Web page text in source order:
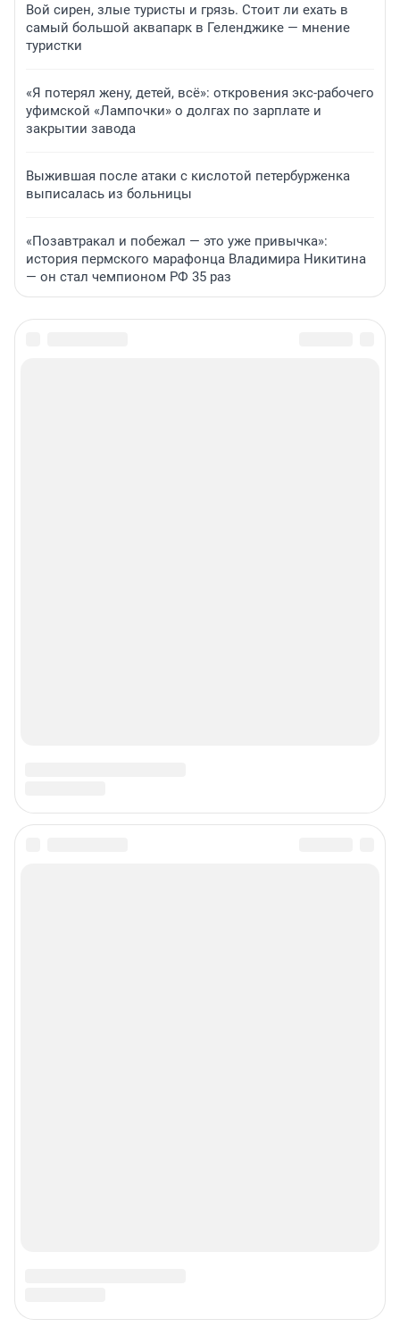
Вой сирен, злые туристы и грязь. Стоит ли ехать в
самый большой аквапарк в Геленджике — мнение
туристки
«Я потерял жену, детей, всё»: откровения экс-рабочего
уфимской «Лампочки» о долгах по зарплате и
закрытии завода
Выжившая после атаки с кислотой петербурженка
выписалась из больницы
«Позавтракал и побежал — это уже привычка»:
история пермского марафонца Владимира Никитина
— он стал чемпионом РФ 35 раз